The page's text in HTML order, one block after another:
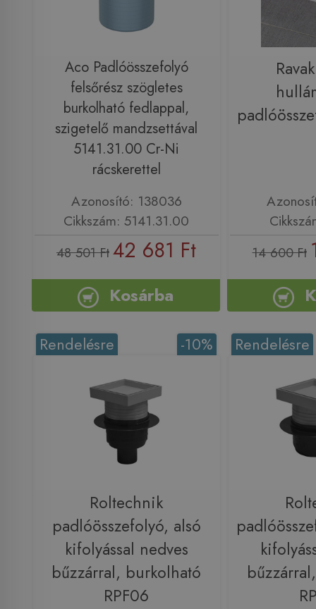
Aco Padlóösszefolyó
felsőrész szögletes
burkolható fedlappal,
szigetelő mandzsettával
5141.31.00 Cr-Ni
rácskerettel
Azonosító: 138036
Cikkszám: 5141.31.00
48 501 Ft42 681 Ft
Kosárba
14 600 Ft
-10%
Rendelésre
Roltechnik
padlóösszefolyó, alsó
kifolyással nedves
bűzzárral, burkolható
RPF06
Rendelésre